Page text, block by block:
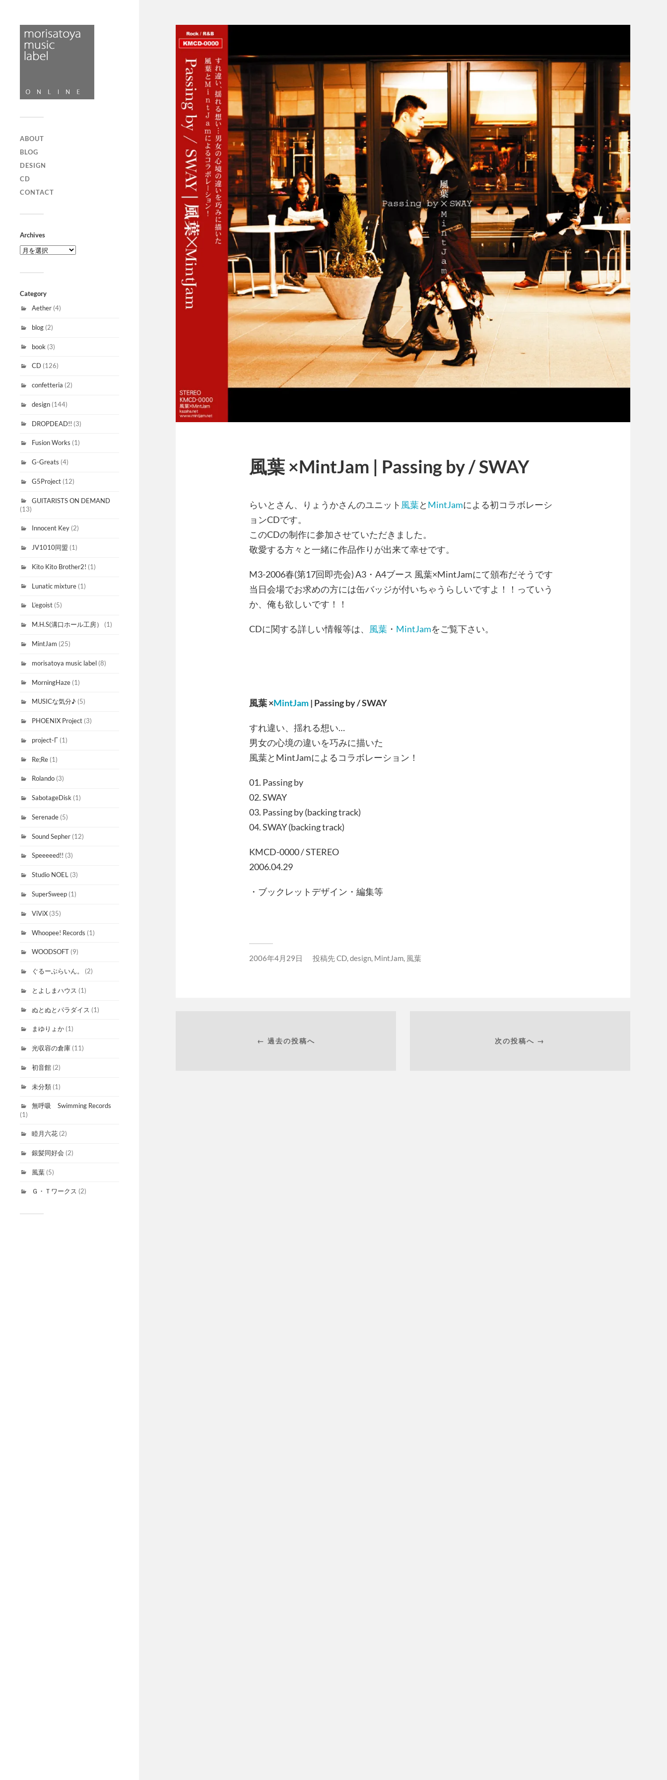
ABOUT
BLOG
DESIGN
CD
CONTACT
Archives
Category
Aether (4)
blog (2)
book (3)
CD (126)
confetteria (2)
design (144)
DROPDEAD!! (3)
Fusion Works (1)
G-Greats (4)
G5Project (12)
GUITARISTS ON DEMAND
(13)
Innocent Key (2)
JV1010同盟 (1)
Kito Kito Brother2! (1)
Lunatic mixture (1)
L’egoist (5)
M.H.S(溝口ホール工房） (1)
MintJam (25)
morisatoya music label (8)
MorningHaze (1)
MUSICな気分♪ (5)
PHOENIX Project (3)
project-Γ (1)
Re;Re (1)
Rolando (3)
SabotageDisk (1)
Serenade (5)
Sound Sepher (12)
Speeeeed!! (3)
Studio NOEL (3)
SuperSweep (1)
ViViX (35)
Whoopee! Records (1)
WOODSOFT (9)
ぐるーぶらいん。 (2)
とよしまハウス (1)
ぬとぬとパラダイス (1)
まゆりょか (1)
光収容の倉庫 (11)
初音館 (2)
未分類 (1)
無呼吸 Swimming Records
(1)
睦月六花 (2)
銀髪同好会 (2)
風葉 (5)
Ｇ・Ｔワークス (2)
風葉 ×MintJam | Passing by / SWAY
らいとさん、りょうかさんのユニット 風葉と MintJamによる初コラボレーシ
ョンCDです。
このCDの制作に参加させていただきました。
敬愛する方々と一緒に作品作りが出来て幸せです。
M3-2006春(第17回即売会) A3・A4ブース 風葉×MintJamにて頒布だそうです
当日会場でお求めの方には缶バッジが付いちゃうらしいですよ！！っていう
か、俺も欲しいです！！
CDに関する詳しい情報等は、 風葉 ・ MintJamをご覧下さい。
風葉 ×MintJam| Passing by / SWAY
すれ違い、揺れる想い…
男女の心境の違いを巧みに描いた
風葉とMintJamによるコラボレーション！
01. Passing by
02. SWAY
03. Passing by (backing track)
04. SWAY (backing track)
KMCD-0000 / STEREO
2006.04.29
・ブックレットデザイン・編集等
2006年4月29日 投稿先CD,design, MintJam, 風葉
← 過去の投稿へ 次の投稿へ →